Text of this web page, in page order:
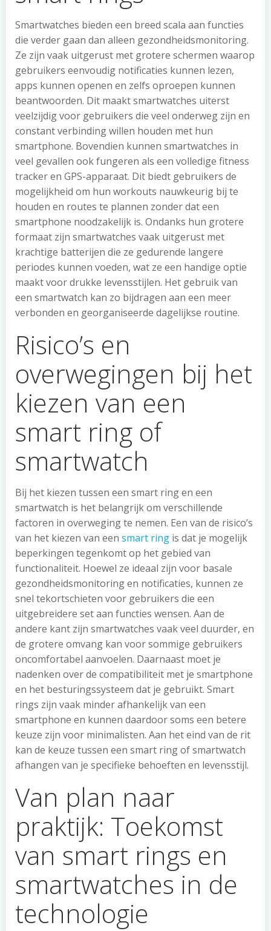
Smartwatches bieden een breed scala aan functies
die verder gaan dan alleen gezondheidsmonitoring.
Ze zijn vaak uitgerust met grotere schermen waarop
gebruikers eenvoudig notificaties kunnen lezen,
apps kunnen openen en zelfs oproepen kunnen
beantwoorden. Dit maakt smartwatches uiterst
veelzijdig voor gebruikers die veel onderweg zijn en
constant verbinding willen houden met hun
smartphone. Bovendien kunnen smartwatches in
veel gevallen ook fungeren als een volledige fitness
tracker en GPS-apparaat. Dit biedt gebruikers de
mogelijkheid om hun workouts nauwkeurig bij te
houden en routes te plannen zonder dat een
smartphone noodzakelijk is. Ondanks hun grotere
formaat zijn smartwatches vaak uitgerust met
krachtige batterijen die ze gedurende langere
periodes kunnen voeden, wat ze een handige optie
maakt voor drukke levensstijlen. Het gebruik van
een smartwatch kan zo bijdragen aan een meer
verbonden en georganiseerde dagelijkse routine.
Risico’s en
overwegingen bij het
kiezen van een
smart ring of
smartwatch
Bij het kiezen tussen een smart ring en een
smartwatch is het belangrijk om verschillende
factoren in overweging te nemen. Een van de risico’s
van het kiezen van een smart ring is dat je mogelijk
beperkingen tegenkomt op het gebied van
functionaliteit. Hoewel ze ideaal zijn voor basale
gezondheidsmonitoring en notificaties, kunnen ze
snel tekortschieten voor gebruikers die een
uitgebreidere set aan functies wensen. Aan de
andere kant zijn smartwatches vaak veel duurder, en
de grotere omvang kan voor sommige gebruikers
oncomfortabel aanvoelen. Daarnaast moet je
nadenken over de compatibiliteit met je smartphone
en het besturingssysteem dat je gebruikt. Smart
rings zijn vaak minder afhankelijk van een
smartphone en kunnen daardoor soms een betere
keuze zijn voor minimalisten. Aan het eind van de rit
kan de keuze tussen een smart ring of smartwatch
afhangen van je specifieke behoeften en levensstijl.
Van plan naar
praktijk: Toekomst
van smart rings en
smartwatches in de
technologie